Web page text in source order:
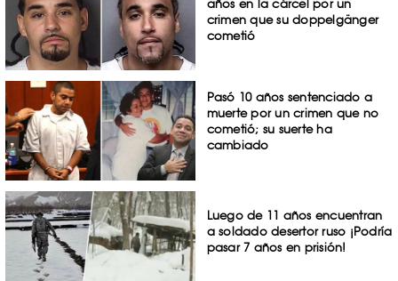
años en la cárcel por un
crimen que su doppelgänger
cometió
Pasó 10 años sentenciado a
muerte por un crimen que no
cometió; su suerte ha
cambiado
Luego de 11 años encuentran
a soldado desertor ruso ¡Podría
pasar 7 años en prisión!